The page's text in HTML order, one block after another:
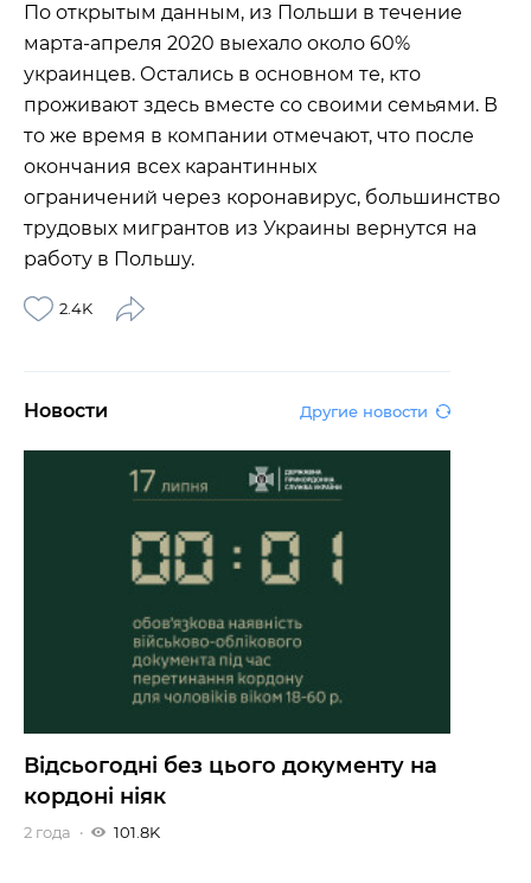
По открытым данным, из Польши в течение
марта-апреля 2020 выехало около 60%
украинцев. Остались в основном те, кто
проживают здесь вместе со своими семьями. В
то же время в компании отмечают, что после
окончания всех карантинных
ограничений через коронавирус, большинство
трудовых мигрантов из Украины вернутся на
работу в Польшу.
2.4K
Новости Другие новости
Відсьогодні без цього документу на
кордоні ніяк
2 года 101.8K